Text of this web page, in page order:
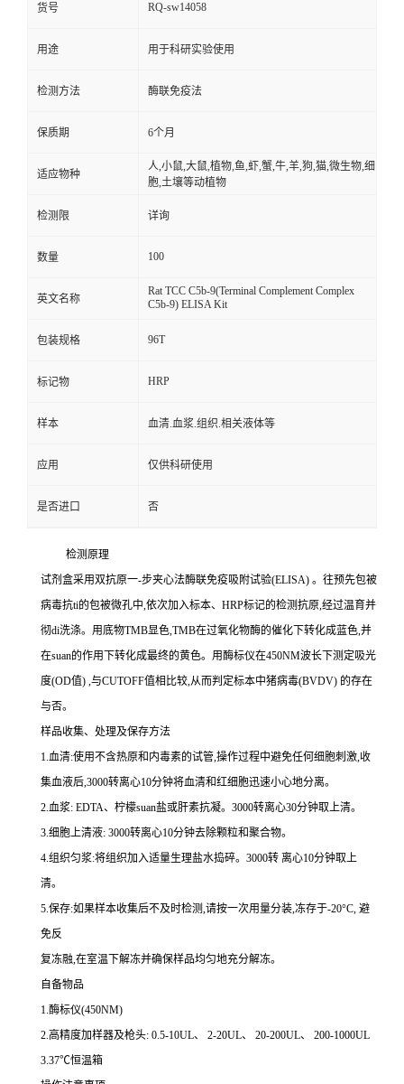
货号 RQ-sw14058
用途 用于科研实验使用
检测方法 酶联免疫法
保质期 6个月
适应物种
人,小鼠,大鼠,植物,鱼,虾,蟹,牛,羊,狗,猫,微生物,细
胞,土壤等动植物
检测限 详询
数量 100
英文名称
Rat TCC C5b-9(Terminal Complement Complex
C5b-9) ELISA Kit
包装规格 96T
标记物 HRP
样本 血清.血浆.组织.相关液体等
应用 仅供科研使用
是否进口 否
检测原理
试剂盒采用双抗原一-步夹心法酶联免疫吸附试验(ELISA) 。往预先包被
病毒抗ti的包被微孔中,依次加入标本、 HRP标记的检测抗原,经过温育并
彻di洗涤。用底物TMB显色,TMB在过氧化物酶的催化下转化成蓝色,并
在suan的作用下转化成最终的黄色。用酶标仪在450NM波长下测定吸光
度(OD值) ,与CUTOFF值相比较,从而判定标本中猪病毒(BVDV) 的存在
与否。
样品收集、处理及保存方法
1.血清:使用不含热原和内毒素的试管,操作过程中避免任何细胞刺激,收
集血液后,3000转离心10分钟将血清和红细胞迅速小心地分离。
2.血浆: EDTA、柠檬suan盐或肝素抗凝。 3000转离心30分钟取上清。
3.细胞上清液: 3000转离心10分钟去除颗粒和聚合物。
4.组织匀浆:将组织加入适量生理盐水捣碎。 3000转 离心10分钟取上
清。
5.保存:如果样本收集后不及时检测,请按一次用量分装,冻存于-20°C, 避
免反
复冻融,在室温下解冻并确保样品均匀地充分解冻。
自备物品
1.酶标仪(450NM)
2.高精度加样器及枪头: 0.5-10UL、 2-20UL、 20-200UL、 200-1000UL
3.37℃恒温箱